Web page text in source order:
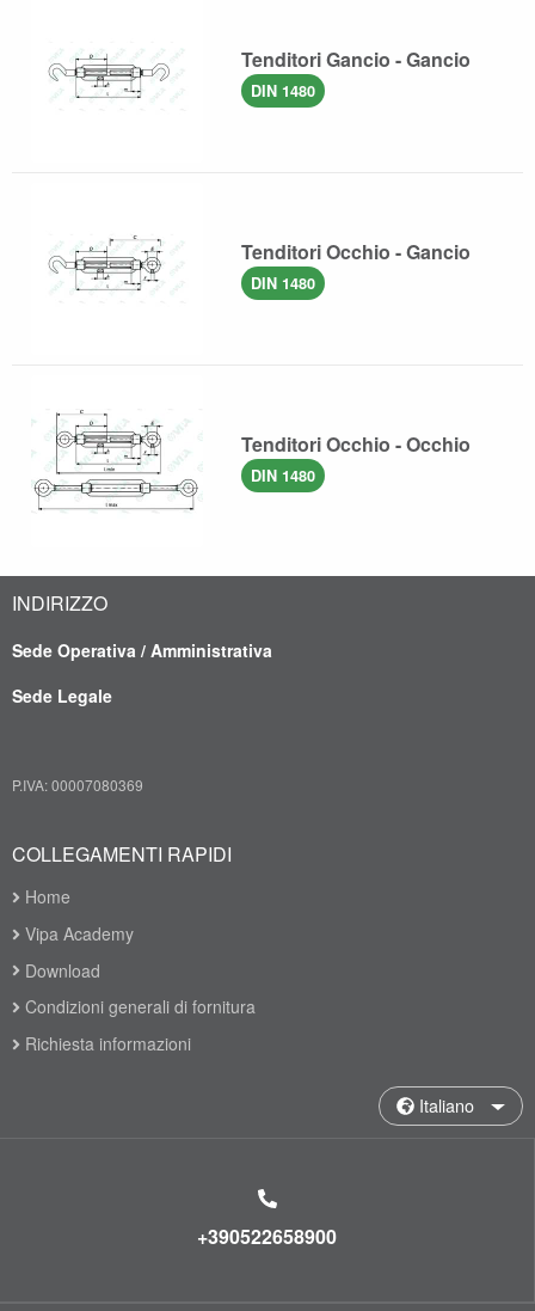
Tenditori Gancio - Gancio
DIN 1480
Tenditori Occhio - Gancio
DIN 1480
Tenditori Occhio - Occhio
DIN 1480
INDIRIZZO
Sede Operativa / Amministrativa
Sede Legale
P.IVA: 00007080369
COLLEGAMENTI RAPIDI
Home
Vipa Academy
Download
Condizioni generali di fornitura
Richiesta informazioni
Italiano
+390522658900